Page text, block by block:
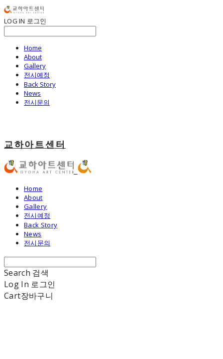
LOG IN 로그인
Home
About
Gallery
전시예정
Back Story
News
전시문의
교하아트센터
Home
About
Gallery
전시예정
Back Story
News
전시문의
Search 검색
Log In 로그인
Cart장바구니